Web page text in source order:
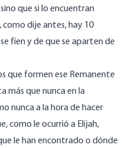
que si lo encuentran
como dije antes, hay 10
fíen y de que se aparten de
que formen ese Remanente
más que nunca en la
nunca a la hora de hacer
como le ocurrió a Elijah,
le han encontrado o dónde